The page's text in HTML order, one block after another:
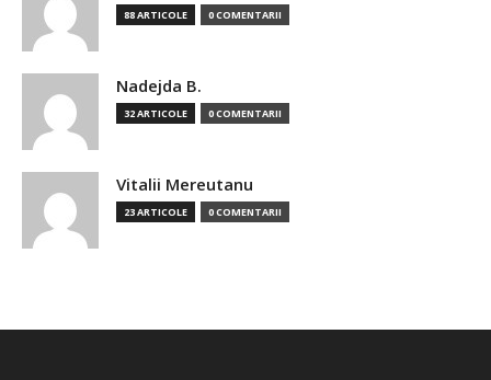
88 ARTICOLE 0 COMENTARII
Nadejda B.
32 ARTICOLE 0 COMENTARII
Vitalii Mereutanu
23 ARTICOLE 0 COMENTARII